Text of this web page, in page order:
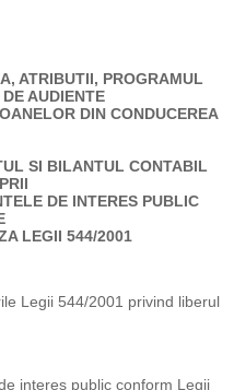
ATRIBUTII, PROGRAMUL
AUDIENTE
DIN CONDUCEREA
SI BILANTUL CONTABIL
DE INTERES PUBLIC
LEGII 544/2001
Legii 544/2001 privind liberul
interes public conform Legii